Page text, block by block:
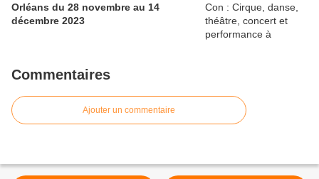
Orléans du 28 novembre au 14
décembre 2023
Commentaires
Ajouter un commentaire